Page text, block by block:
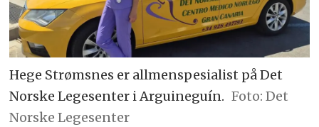
Hege Strømsnes er allmenspesialist på Det
Norske Legesenter i Arguineguín.
Det
Norske Legesenter